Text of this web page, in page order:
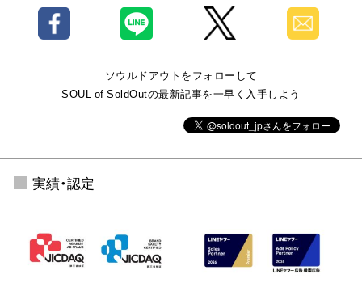
ソウルドアウトをフォローして
SOUL of SoldOutの最新記事を一早く入手しよう
実績・認定